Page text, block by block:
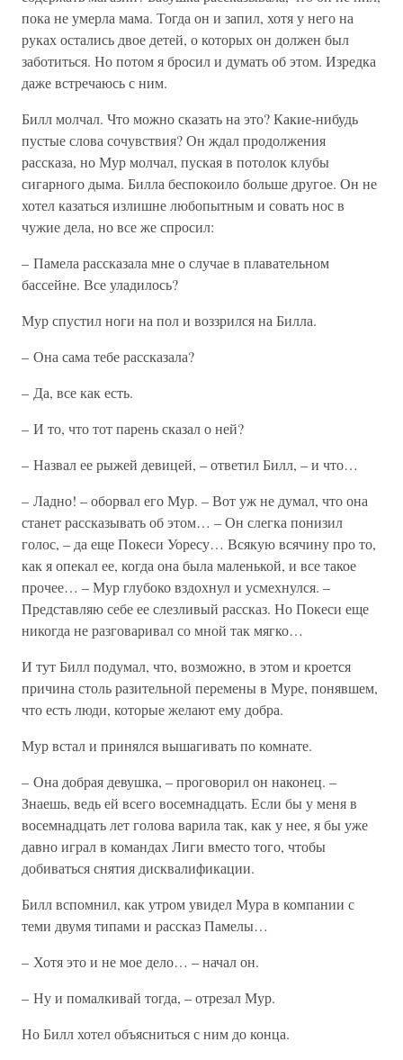
пока не умерла мама. Тогда он и запил, хотя у него на
руках остались двое детей, о которых он должен был
заботиться. Но потом я бросил и думать об этом. Изредка
даже встречаюсь с ним.
Билл молчал. Что можно сказать на это? Какие-нибудь
пустые слова сочувствия? Он ждал продолжения
рассказа, но Мур молчал, пуская в потолок клубы
сигарного дыма. Билла беспокоило больше другое. Он не
хотел казаться излишне любопытным и совать нос в
чужие дела, но все же спросил:
– Памела рассказала мне о случае в плавательном
бассейне. Все уладилось?
Мур спустил ноги на пол и воззрился на Билла.
– Она сама тебе рассказала?
– Да, все как есть.
– И то, что тот парень сказал о ней?
– Назвал ее рыжей девицей, – ответил Билл, – и что…
– Ладно! – оборвал его Мур. – Вот уж не думал, что она
станет рассказывать об этом… – Он слегка понизил
голос, – да еще Покеси Уоресу… Всякую всячину про то,
как я опекал ее, когда она была маленькой, и все такое
прочее… – Мур глубоко вздохнул и усмехнулся. –
Представляю себе ее слезливый рассказ. Но Покеси еще
никогда не разговаривал со мной так мягко…
И тут Билл подумал, что, возможно, в этом и кроется
причина столь разительной перемены в Муре, понявшем,
что есть люди, которые желают ему добра.
Мур встал и принялся вышагивать по комнате.
– Она добрая девушка, – проговорил он наконец. –
Знаешь, ведь ей всего восемнадцать. Если бы у меня в
восемнадцать лет голова варила так, как у нее, я бы уже
давно играл в командах Лиги вместо того, чтобы
добиваться снятия дисквалификации.
Билл вспомнил, как утром увидел Мура в компании с
теми двумя типами и рассказ Памелы…
– Хотя это и не мое дело… – начал он.
– Ну и помалкивай тогда, – отрезал Мур.
Но Билл хотел объясниться с ним до конца.